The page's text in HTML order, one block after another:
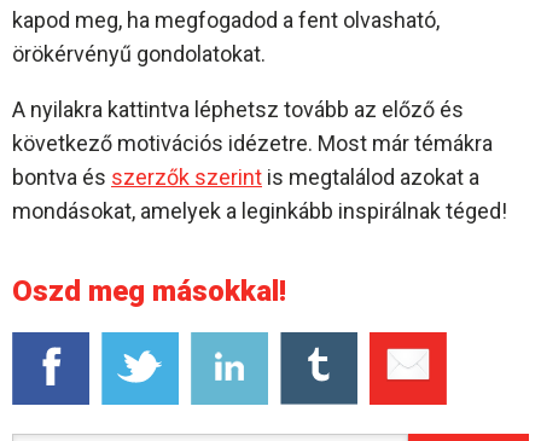
kapod meg, ha megfogadod a fent olvasható,
örökérvényű gondolatokat.
A nyilakra kattintva léphetsz tovább az előző és
következő motivációs idézetre. Most már témákra
bontva és szerzők szerint is megtalálod azokat a
mondásokat, amelyek a leginkább inspirálnak téged!
Oszd meg másokkal!